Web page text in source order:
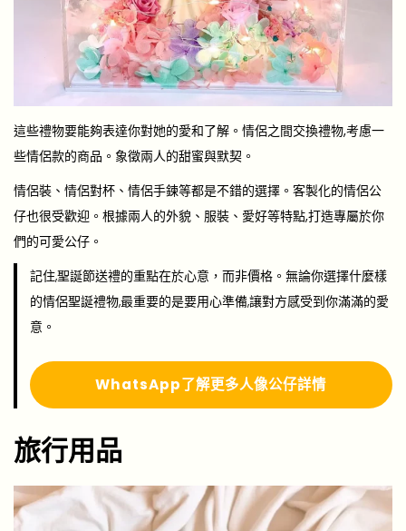
這些禮物要能夠表達你對她的愛和了解。情侶之間交換禮物,考慮一
些情侶款的商品。象徵兩人的甜蜜與默契。
情侶裝、情侶對杯、情侶手鍊等都是不錯的選擇。客製化的情侶公
仔也很受歡迎。根據兩人的外貌、服裝、愛好等特點,打造專屬於你
們的可愛公仔。
記住,聖誕節送禮的重點在於心意，而非價格。無論你選擇什麼樣
的情侶聖誕禮物,最重要的是要用心準備,讓對方感受到你滿滿的愛
意。
WhatsApp了解更多人像公仔詳情
旅行用品